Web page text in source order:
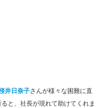
井日奈子さんが様々な困難に直
ると、社長が現れて助けてくれま